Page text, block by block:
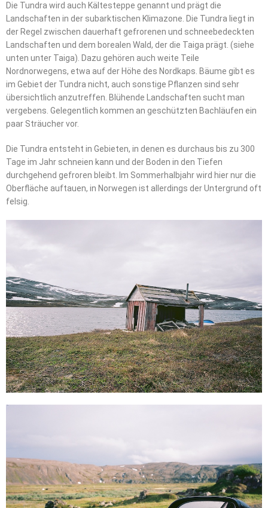
Die Tundra wird auch Kältesteppe genannt und prägt die
Landschaften in der subarktischen Klimazone. Die Tundra liegt in
der Regel zwischen dauerhaft gefrorenen und schneebedeckten
Landschaften und dem borealen Wald, der die Taiga prägt. (siehe
unten unter Taiga). Dazu gehören auch weite Teile
Nordnorwegens, etwa auf der Höhe des Nordkaps. Bäume gibt es
im Gebiet der Tundra nicht, auch sonstige Pflanzen sind sehr
übersichtlich anzutreffen. Blühende Landschaften sucht man
vergebens. Gelegentlich kommen an geschützten Bachläufen ein
paar Sträucher vor.
Die Tundra entsteht in Gebieten, in denen es durchaus bis zu 300
Tage im Jahr schneien kann und der Boden in den Tiefen
durchgehend gefroren bleibt. Im Sommerhalbjahr wird hier nur die
Oberfläche auftauen, in Norwegen ist allerdings der Untergrund oft
felsig.